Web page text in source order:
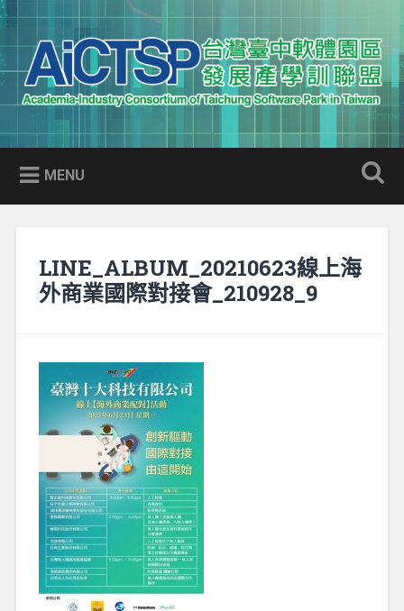
Skip
to
content
Search
AICTSP 台灣臺中軟體園區發展
產學訓聯盟
Academia-Industry Consortium of Taichung Software Park
in Taiwan
MENU
LINE_ALBUM_20210623線上海
外商業國際對接會_210928_9